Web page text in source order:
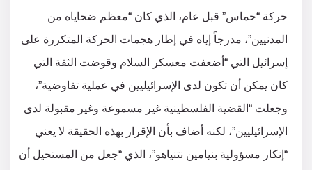
حركة “حماس” قبل عام، الذي كان “معظم ضحاياه من
المدنيين”، مدرجاً إياه في إطار هجمات الحركة المتكررة على
إسرائيل التي “أضعفت معسكر السلام وقوضت الثقة التي
كان يمكن أن تكون لدى الإسرائيليين في عملية تفاوضية”،
وجعلت “القضية الفلسطينية غير مسموعة وغير مقبولة لدى
الإسرائيليين”، لكنه أضاف بأن الإقرار بهذه الحقيقة لا يعني
“إنكار مسؤولية بنيامين نتنياهو”، الذي “جعل من المستحيل أن